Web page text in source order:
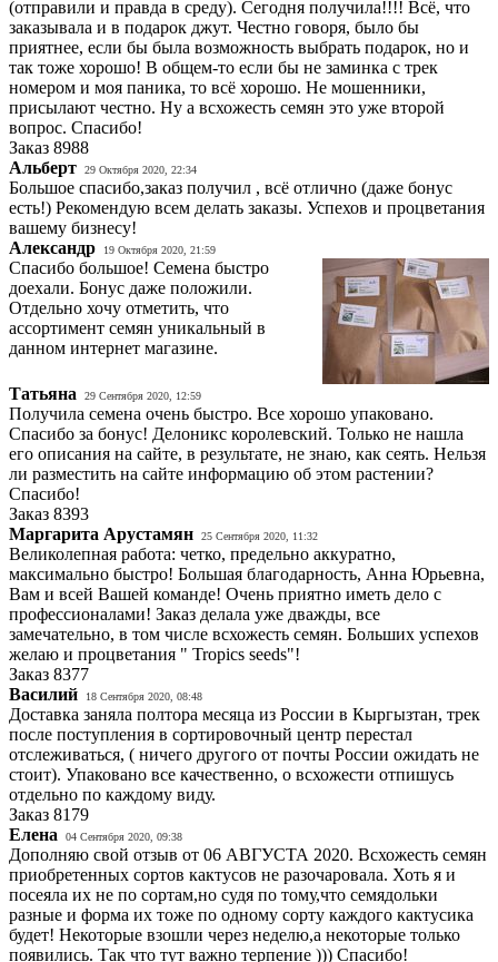
(отправили и правда в среду). Сегодня получила!!!! Всё, что
заказывала и в подарок джут. Честно говоря, было бы
приятнее, если бы была возможность выбрать подарок, но и
так тоже хорошо! В общем-то если бы не заминка с трек
номером и моя паника, то всё хорошо. Не мошенники,
присылают честно. Ну а всхожесть семян это уже второй
вопрос. Спасибо!
Заказ 8988
Альберт
29 Октября 2020, 22:34
Большое спасибо,заказ получил , всё отлично (даже бонус
есть!) Рекомендую всем делать заказы. Успехов и процветания
вашему бизнесу!
Александр
19 Октября 2020, 21:59
Спасибо большое! Семена быстро
доехали. Бонус даже положили.
Отдельно хочу отметить, что
ассортимент семян уникальный в
данном интернет магазине.
Татьяна 29 Сентября 2020, 12:59
Получила семена очень быстро. Все хорошо упаковано.
Спасибо за бонус! Делоникс королевский. Только не нашла
его описания на сайте, в результате, не знаю, как сеять. Нельзя
ли разместить на сайте информацию об этом растении?
Спасибо!
Заказ 8393
Маргарита Арустамян
25 Сентября 2020, 11:32
Великолепная работа: четко, предельно аккуратно,
максимально быстро! Большая благодарность, Анна Юрьевна,
Вам и всей Вашей команде! Очень приятно иметь дело с
профессионалами! Заказ делала уже дважды, все
замечательно, в том числе всхожесть семян. Больших успехов
желаю и процветания " Tropics seeds"!
Заказ 8377
Василий
18 Сентября 2020, 08:48
Доставка заняла полтора месяца из России в Кыргызтан, трек
после поступления в сортировочный центр перестал
отслеживаться, ( ничего другого от почты России ожидать не
стоит). Упаковано все качественно, о всхожести отпишусь
отдельно по каждому виду.
Заказ 8179
Елена
04 Сентября 2020, 09:38
Дополняю свой отзыв от 06 АВГУСТА 2020. Всхожесть семян
приобретенных сортов кактусов не разочаровала. Хоть я и
посеяла их не по сортам,но судя по тому,что семядольки
разные и форма их тоже по одному сорту каждого кактусика
будет! Некоторые взошли через неделю,а некоторые только
появились. Так что тут важно терпение ))) Спасибо!